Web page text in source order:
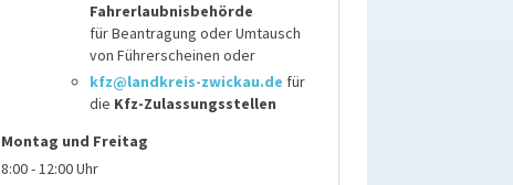
Fahrerlaubnisbehörde
fürBeantragung oder Umtausch
von Führerscheinen oder
kfz@landkreis-zwickau.de für
die Kfz-Zulassungsstellen
Montag und Freitag
8:00 - 12:00 Uhr